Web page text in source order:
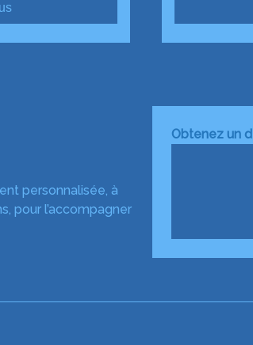
personnalisée, à
pour l’accompagner
Obtenez un